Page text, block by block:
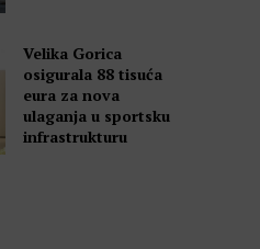
Velika Gorica
osigurala 88 tisuća
eura za nova
ulaganja u sportsku
infrastrukturu